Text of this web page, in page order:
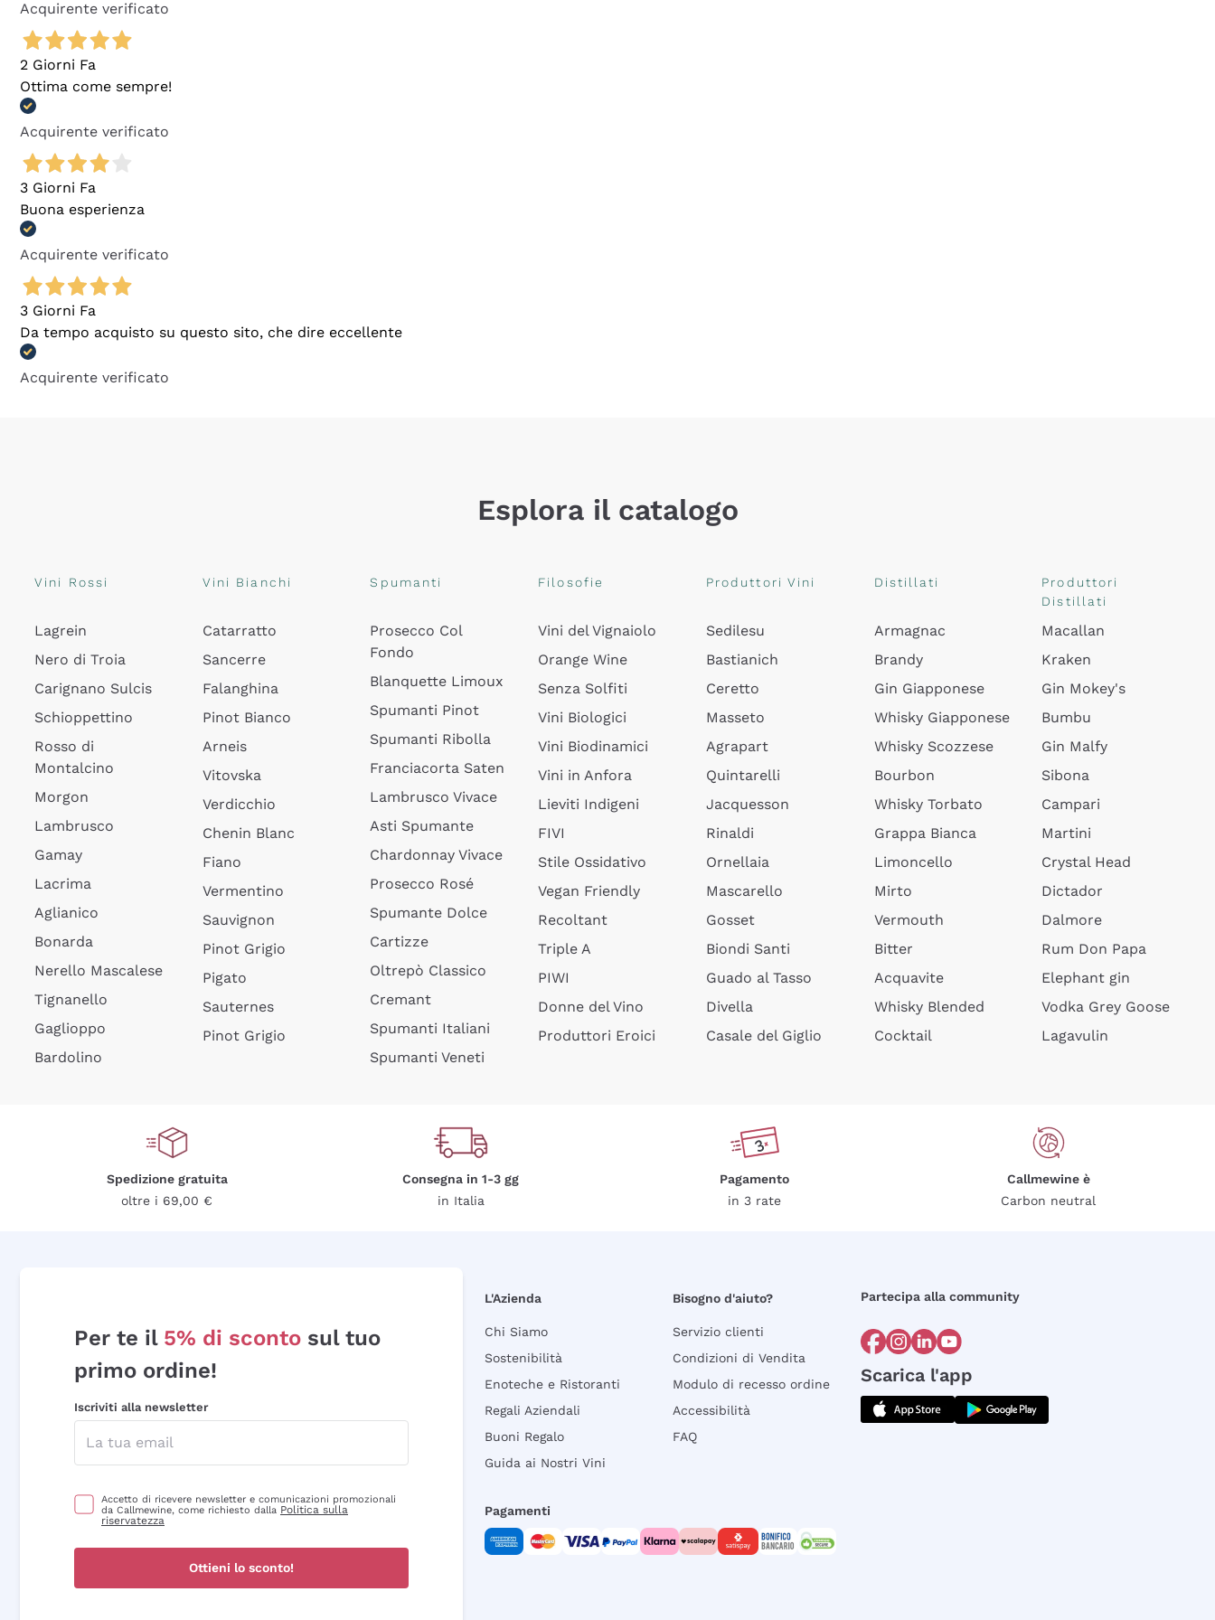
Acquirente verificato
2 Giorni Fa
Ottima come sempre!
Acquirente verificato
3 Giorni Fa
Buona esperienza
Acquirente verificato
3 Giorni Fa
Da tempo acquisto su questo sito, che dire eccellente
Acquirente verificato
Esplora il catalogo
Vini Rossi
Lagrein
Nero di Troia
Carignano Sulcis
Schioppettino
Rosso di
Montalcino
Morgon
Lambrusco
Gamay
Lacrima
Aglianico
Bonarda
Nerello Mascalese
Tignanello
Gaglioppo
Bardolino
Vini Bianchi
Catarratto
Sancerre
Falanghina
Pinot Bianco
Arneis
Vitovska
Verdicchio
Chenin Blanc
Fiano
Vermentino
Sauvignon
Pinot Grigio
Pigato
Sauternes
Pinot Grigio
Spumanti
Prosecco Col
Fondo
Blanquette Limoux
Spumanti Pinot
Spumanti Ribolla
Franciacorta Saten
Lambrusco Vivace
Asti Spumante
Chardonnay Vivace
Prosecco Rosé
Spumante Dolce
Cartizze
Oltrepò Classico
Cremant
Spumanti Italiani
Spumanti Veneti
Filosofie
Vini del Vignaiolo
Orange Wine
Senza Solfiti
Vini Biologici
Vini Biodinamici
Vini in Anfora
Lieviti Indigeni
FIVI
Stile Ossidativo
Vegan Friendly
Recoltant
Triple A
PIWI
Donne del Vino
Produttori Eroici
Produttori Vini
Sedilesu
Bastianich
Ceretto
Masseto
Agrapart
Quintarelli
Jacquesson
Rinaldi
Ornellaia
Mascarello
Gosset
Biondi Santi
Guado al Tasso
Divella
Casale del Giglio
Distillati
Armagnac
Brandy
Gin Giapponese
Whisky Giapponese
Whisky Scozzese
Bourbon
Whisky Torbato
Grappa Bianca
Limoncello
Mirto
Vermouth
Bitter
Acquavite
Whisky Blended
Cocktail
Produttori
Distillati
Macallan
Kraken
Gin Mokey's
Bumbu
Gin Malfy
Sibona
Campari
Martini
Crystal Head
Dictador
Dalmore
Rum Don Papa
Elephant gin
Vodka Grey Goose
Lagavulin
Spedizione gratuita
oltre i 69,00 €
Consegna in 1-3 gg
in Italia
Pagamento
in 3 rate
Callmewine è
Carbon neutral
Per te il 5% di sconto sul tuo
primo ordine!
Iscriviti alla newsletter
Accetto di ricevere newsletter e comunicazioni promozionali
da Callmewine, come richiesto dalla Politica sulla
riservatezza
Ottieni lo sconto!
L'Azienda
Chi Siamo
Sostenibilità
Enoteche e Ristoranti
Regali Aziendali
Buoni Regalo
Guida ai Nostri Vini
Bisogno d'aiuto?
Servizio clienti
Condizioni di Vendita
Modulo di recesso ordine
Accessibilità
FAQ
Partecipa alla community
Scarica l'app
Pagamenti